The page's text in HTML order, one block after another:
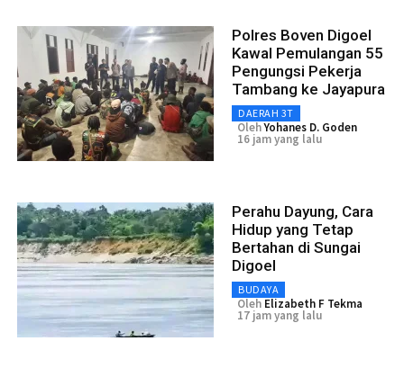
Polres Boven Digoel
Kawal Pemulangan 55
Pengungsi Pekerja
Tambang ke Jayapura
DAERAH 3T
OlehYohanes D. Goden
16 jam yang lalu
Perahu Dayung, Cara
Hidup yang Tetap
Bertahan di Sungai
Digoel
BUDAYA
Oleh Elizabeth F Tekma
17 jam yang lalu